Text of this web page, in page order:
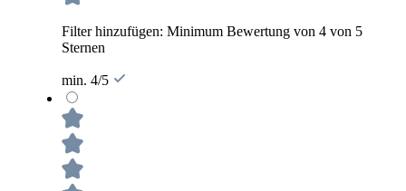
Filter hinzufügen: Minimum Bewertung von 4 von 5
Sternen
min. 4/5